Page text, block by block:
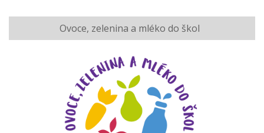
Ovoce, zelenina a mléko do škol